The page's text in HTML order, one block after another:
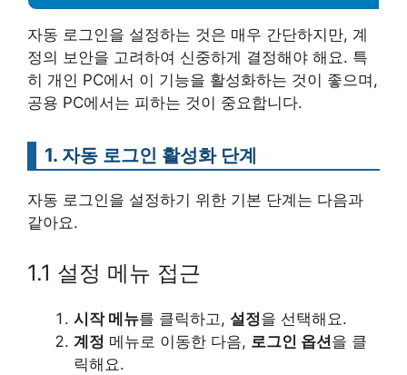
자동 로그인을 설정하는 것은 매우 간단하지만, 계
정의 보안을 고려하여 신중하게 결정해야 해요. 특
히 개인 PC에서 이 기능을 활성화하는 것이 좋으며,
공용 PC에서는 피하는 것이 중요합니다.
1. 자동 로그인 활성화 단계
자동 로그인을 설정하기 위한 기본 단계는 다음과
같아요.
1.1 설정 메뉴 접근
시작 메뉴를 클릭하고, 설정을 선택해요.
계정 메뉴로 이동한 다음, 로그인 옵션을 클
릭해요.